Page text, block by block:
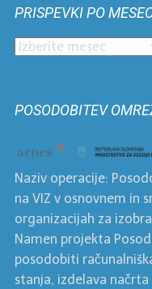
kategorijah
PRISPEVKI PO
Prispevki
POSODOBITEV
Naziv operacije:
na VIZ v osnovnem in
organizacijah za
Namen projekta
posodobiti
stanja, izdelava